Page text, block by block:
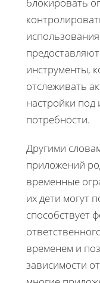
инструменты,
отслеживать
настройки
потребности.
Другими
приложений
временные
их дети могут
способствует
временем и
зависимости